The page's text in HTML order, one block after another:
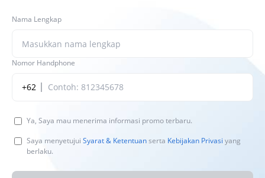
Nama Lengkap
Nomor Handphone
+62
Ya, Saya mau menerima informasi promo terbaru.
Saya menyetujui Syarat & Ketentuanserta Kebijakan Privasi yang
berlaku.